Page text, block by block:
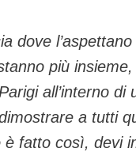
dove
più
all’interno di
a tutti
fatto così, devi